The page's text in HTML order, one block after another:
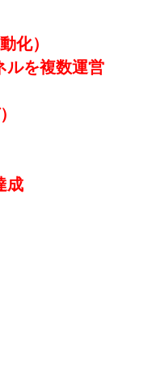
化）
ルを複数運営
成